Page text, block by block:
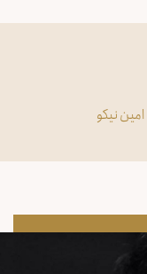
امین نیکو